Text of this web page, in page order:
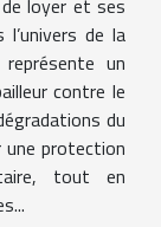
de la
un
contre le
du
protection
tout en